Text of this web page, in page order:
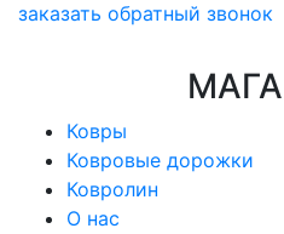
заказать обратный звонок
Ковры
Ковровые дорожки
Ковролин
О нас